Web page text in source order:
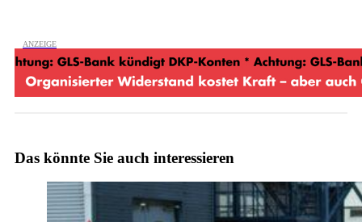
Das könnte Sie auch interessieren